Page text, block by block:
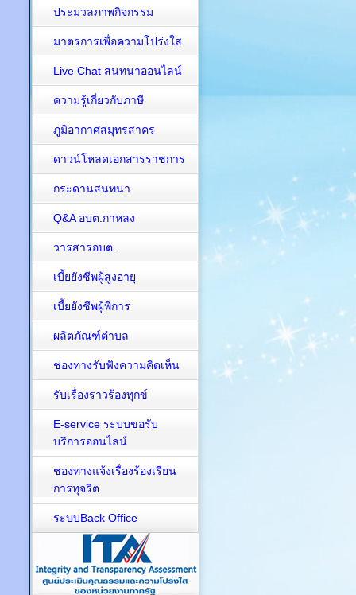
ประมวลภาพกิจกรรม
มาตรการเพื่อความโปร่งใส
Live Chat สนทนาออนไลน์
ความรู้เกี่ยวกับภาษี
ภูมิอากาศสมุทรสาคร
ดาวน์โหลดเอกสารราชการ
กระดานสนทนา
Q&A อบต.กาหลง
วารสารอบต.
เบี้ยยังชีพผู้สูงอายุ
เบี้ยยังชีพผู้พิการ
ผลิตภัณฑ์ตำบล
ช่องทางรับฟังความคิดเห็น
รับเรื่องราวร้องทุกข์
E-service ระบบขอรับ
บริการออนไลน์
ช่องทางแจ้งเรื่องร้องเรียน
การทุจริต
ระบบBack Office